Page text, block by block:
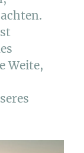
Weite,